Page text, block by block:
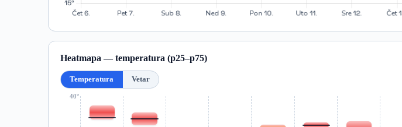
Heatmapa — temperatura (p25–p75)
Temperatura Vetar
40°